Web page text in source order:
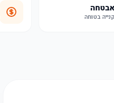
אבטחה
קנייה בטוחה